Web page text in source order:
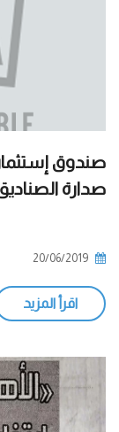
صندوق
صدارة الصناديق
20/06/2019
اقرأ المزيد